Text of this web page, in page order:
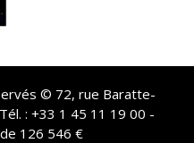
© 72, rue Baratte-
: +33 1 45 11 19 00 -
126 546 €